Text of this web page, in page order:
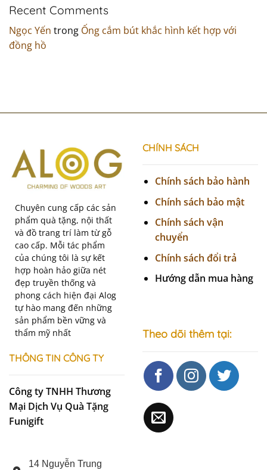
Recent Comments
Ngọc Yến trong Ống cắm bút khắc hình kết hợp với
đồng hồ
Chuyên cung cấp các sản
phẩm quà tặng, nội thất
và đồ trang trí làm từ gỗ
cao cấp. Mỗi tác phẩm
của chúng tôi là sự kết
hợp hoàn hảo giữa nét
đẹp truyền thống và
phong cách hiện đại Alog
tự hào mang đến những
sản phẩm bền vững và
thẩm mỹ nhất
THÔNG TIN CÔNG TY
Công ty TNHH Thương
Mại Dịch Vụ Quà Tặng
Funigift
14 Nguyễn Trung
CHÍNH SÁCH
Chính sách bảo hành
Chính sách bảo mật
Chính sách vận
chuyển
Chính sách đổi trả
Hướng dẫn mua hàng
Theo dõi thêm tại: